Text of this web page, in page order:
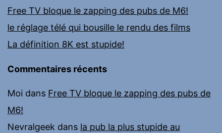
Free TV bloque le zapping des pubs de M6!
le réglage télé qui bousille le rendu des films
La définition 8K est stupide!
Commentaires récents
Moi dans Free TV bloque le zapping des pubs de
M6!
Nevralgeek dans la pub la plus stupide au